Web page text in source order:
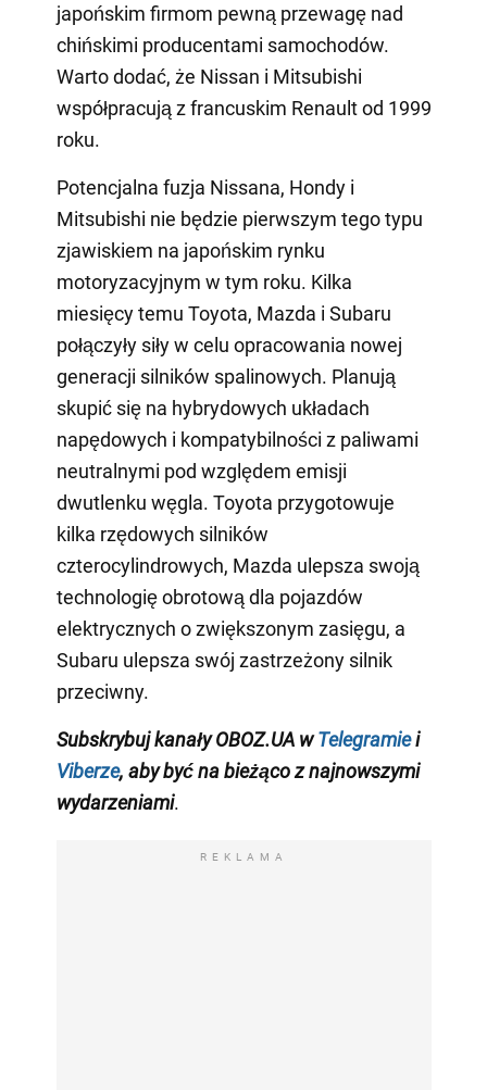
japońskim firmom pewną przewagę nad
chińskimi producentami samochodów.
Warto dodać, że Nissan i Mitsubishi
współpracują z francuskim Renault od 1999
roku.
Potencjalna fuzja Nissana, Hondy i
Mitsubishi nie będzie pierwszym tego typu
zjawiskiem na japońskim rynku
motoryzacyjnym w tym roku. Kilka
miesięcy temu Toyota, Mazda i Subaru
połączyły siły w celu opracowania nowej
generacji silników spalinowych. Planują
skupić się na hybrydowych układach
napędowych i kompatybilności z paliwami
neutralnymi pod względem emisji
dwutlenku węgla. Toyota przygotowuje
kilka rzędowych silników
czterocylindrowych, Mazda ulepsza swoją
technologię obrotową dla pojazdów
elektrycznych o zwiększonym zasięgu, a
Subaru ulepsza swój zastrzeżony silnik
przeciwny.
Subskrybuj kanały OBOZ.UA wTelegramiei
Viberze, aby być na bieżąco z najnowszymi
wydarzeniami.
REKLAMA